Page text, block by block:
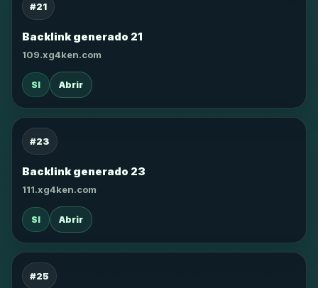
#21
Backlink generado 21
109.xg4ken.com
SI Abrir
#23
Backlink generado 23
111.xg4ken.com
SI Abrir
#25